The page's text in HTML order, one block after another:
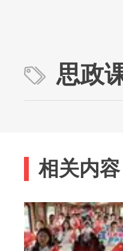
思政
相关内容